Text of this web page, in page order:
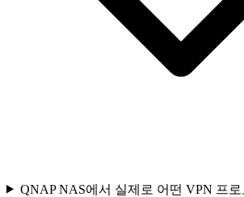
QNAP NAS에서 실제로 어떤 VPN 프